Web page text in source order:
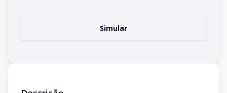
Simular